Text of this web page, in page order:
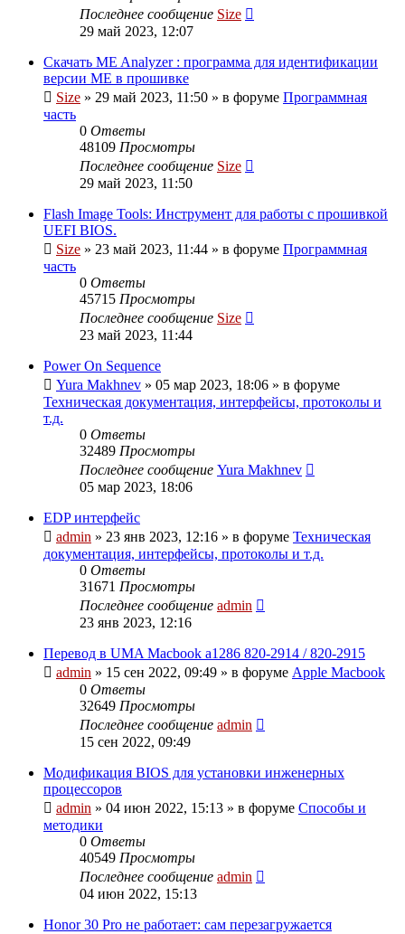
Последнее сообщение Size
29 май 2023, 12:07
Скачать ME Analyzer : программа для идентификации
версии ME в прошивке
Size » 29 май 2023, 11:50 » в форуме Программная
часть
0 Ответы
48109 Просмотры
Последнее сообщение Size
29 май 2023, 11:50
Flash Image Tools: Инструмент для работы с прошивкой
UEFI BIOS.
Size » 23 май 2023, 11:44 » в форуме Программная
часть
0 Ответы
45715 Просмотры
Последнее сообщение Size
23 май 2023, 11:44
Power On Sequence
Yura Makhnev » 05 мар 2023, 18:06 » в форуме
Техническая документация, интерфейсы, протоколы и
т.д.
0 Ответы
32489 Просмотры
Последнее сообщение Yura Makhnev
05 мар 2023, 18:06
EDP интерфейс
admin » 23 янв 2023, 12:16 » в форуме Техническая
документация, интерфейсы, протоколы и т.д.
0 Ответы
31671 Просмотры
Последнее сообщение admin
23 янв 2023, 12:16
Перевод в UMA Macbook a1286 820-2914 / 820-2915
admin » 15 сен 2022, 09:49 » в форуме Apple Macbook
0 Ответы
32649 Просмотры
Последнее сообщение admin
15 сен 2022, 09:49
Модификация BIOS для установки инженерных
процессоров
admin » 04 июн 2022, 15:13 » в форуме Способы и
методики
0 Ответы
40549 Просмотры
Последнее сообщение admin
04 июн 2022, 15:13
Honor 30 Pro не работает: сам перезагружается